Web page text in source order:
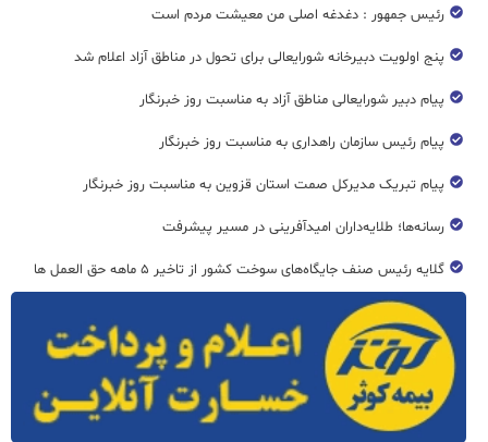
رئیس جمهور : دغدغه اصلی من معیشت مردم است
پنج اولویت دبیرخانه شورایعالی برای تحول در مناطق آزاد اعلام شد
پیام دبیر شورایعالی مناطق آزاد به مناسبت روز خبرنگار
پیام رئیس سازمان راهداری به مناسبت روز خبرنگار
پیام تبریک مدیرکل صمت استان قزوین به مناسبت روز خبرنگار
رسانه‌ها؛ طلایه‌داران امیدآفرینی در مسیر پیشرفت
گلایه رئیس صنف جایگاه‌های سوخت کشور از تاخیر ۵ ماهه حق العمل ها